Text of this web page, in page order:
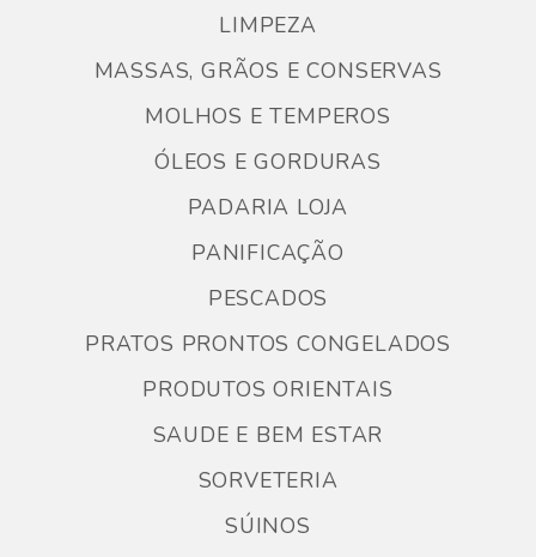
LIMPEZA
MASSAS, GRÃOS E CONSERVAS
MOLHOS E TEMPEROS
ÓLEOS E GORDURAS
PADARIA LOJA
PANIFICAÇÃO
PESCADOS
PRATOS PRONTOS CONGELADOS
PRODUTOS ORIENTAIS
SAUDE E BEM ESTAR
SORVETERIA
SÚINOS